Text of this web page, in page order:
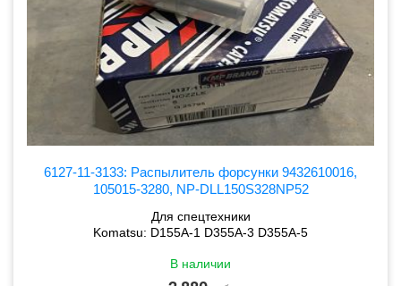
6127-11-3133: Распылитель форсунки 9432610016,
105015-3280, NP-DLL150S328NP52
Для спецтехники
Komatsu: D155A-1 D355A-3 D355A-5
В наличии